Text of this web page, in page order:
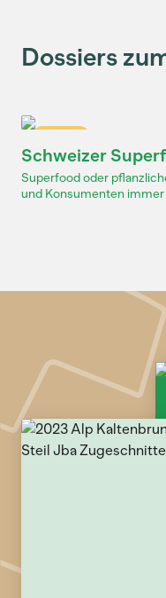
Dossiers
Schweizer
Superfood oder
und Konsumenten immer